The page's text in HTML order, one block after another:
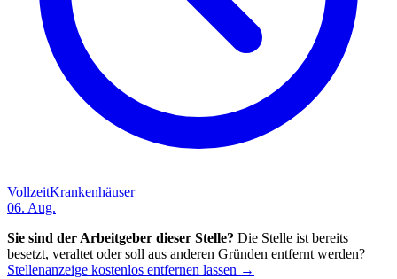
VollzeitKrankenhäuser
06. Aug.
Sie sind der Arbeitgeber dieser Stelle? Die Stelle ist bereits
besetzt, veraltet oder soll aus anderen Gründen entfernt werden?
Stellenanzeige kostenlos entfernen lassen →